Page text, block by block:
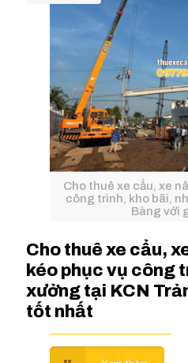
Cho thuê xe cẩu, xe
công trình, kho bãi,
Bàng với
Cho thuê xe cẩu,
kéo phục vụ công
xưởng tại KCN
tốt nhất